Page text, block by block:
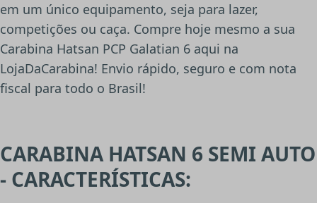
em um único equipamento, seja para lazer,
competições ou caça. Compre hoje mesmo a sua
Carabina Hatsan PCP Galatian 6 aqui na
LojaDaCarabina! Envio rápido, seguro e com nota
fiscal para todo o Brasil!
CARABINA HATSAN 6 SEMI AUTO
- CARACTERÍSTICAS: